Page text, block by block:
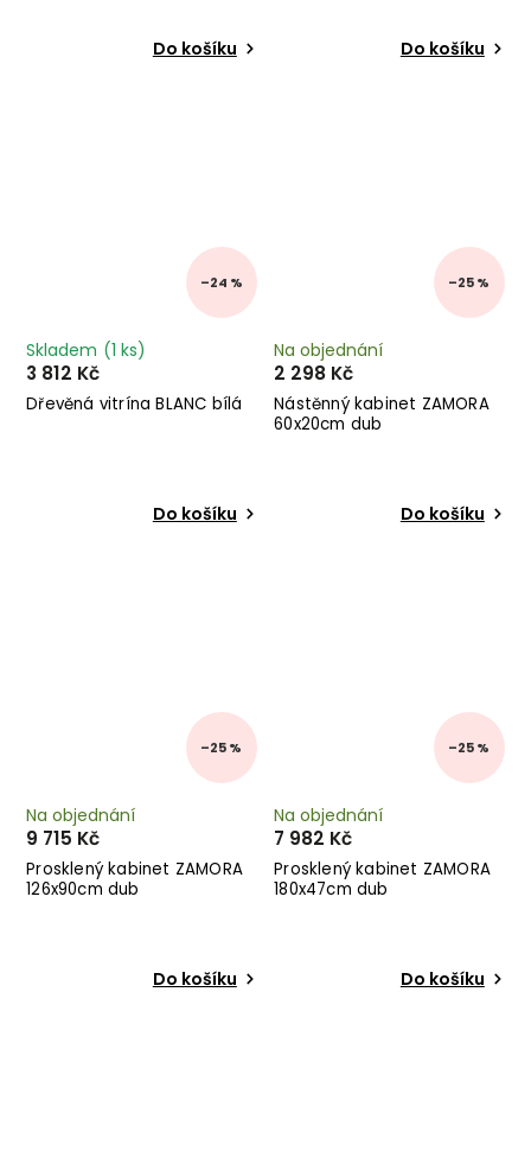
Do košíku Do košíku
–24 %
Dřevěná vitrína BLANC bílá
Skladem (1 ks)
3 812 Kč
Do košíku
–25 %
Nástěnný kabinet ZAMORA
60x20cm dub
Na objednání
2 298 Kč
Do košíku
–25 %
Prosklený kabinet ZAMORA
126x90cm dub
Na objednání
9 715 Kč
Do košíku
–25 %
Prosklený kabinet ZAMORA
180x47cm dub
Na objednání
7 982 Kč
Do košíku